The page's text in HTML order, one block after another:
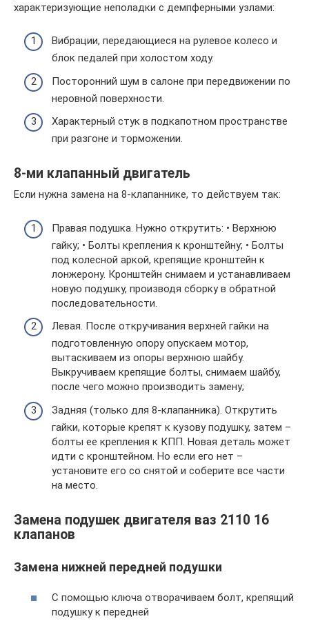
характеризующие неполадки с демпферными узлами:
Вибрации, передающиеся на рулевое колесо и
блок педалей при холостом ходу.
Посторонний шум в салоне при передвижении по
неровной поверхности.
Характерный стук в подкапотном пространстве
при разгоне и торможении.
8-ми клапанный двигатель
Если нужна замена на 8-клапаннике, то действуем так:
Правая подушка. Нужно открутить: • Верхнюю
гайку; • Болты крепления к кронштейну; • Болты
под колесной аркой, крепящие кронштейн к
лонжерону. Кронштейн снимаем и устанавливаем
новую подушку, производя сборку в обратной
последовательности.
Левая. После откручивания верхней гайки на
подготовленную опору опускаем мотор,
вытаскиваем из опоры верхнюю шайбу.
Выкручиваем крепящие болты, снимаем шайбу,
после чего можно производить замену;
Задняя (только для 8-клапанника). Открутить
гайки, которые крепят к кузову подушку, затем –
болты ее крепления к КПП. Новая деталь может
идти с кронштейном. Но если его нет –
установите его со снятой и соберите все части
на место.
Замена подушек двигателя ваз 2110 16
клапанов
Замена нижней передней подушки
С помощью ключа отворачиваем болт, крепящий
подушку к передней